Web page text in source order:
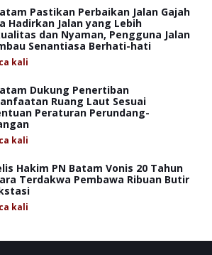
Pastikan Perbaikan Jalan Gajah
Hadirkan Jalan yang Lebih
dan Nyaman, Pengguna Jalan
Senantiasa Berhati-hati
kali
Dukung Penertiban
Ruang Laut Sesuai
Peraturan Perundang-
kali
Hakim PN Batam Vonis 20 Tahun
Terdakwa Pembawa Ribuan Butir
kali